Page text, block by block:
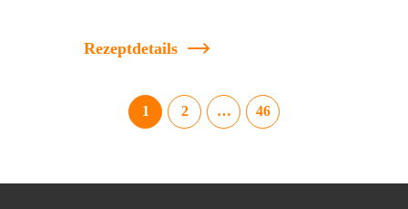
Rezeptdetails
1 2 … 46